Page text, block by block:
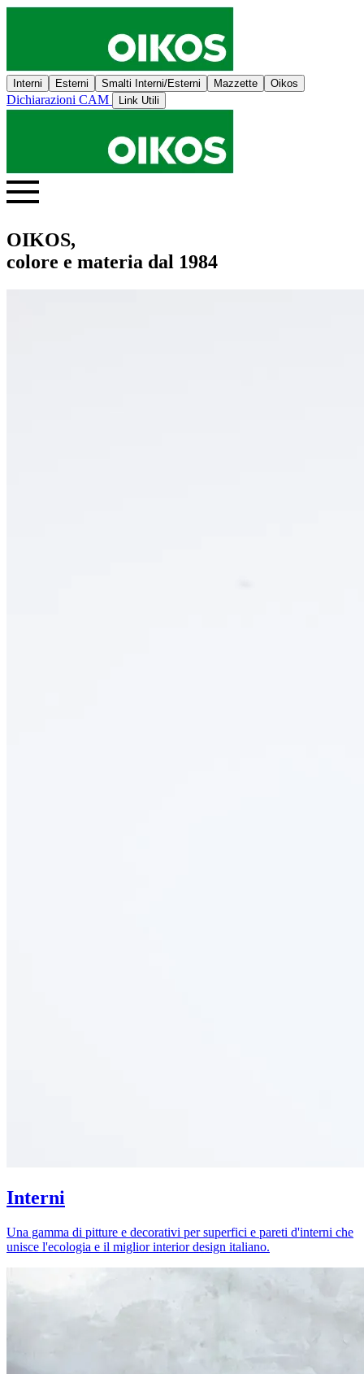
Interni Esterni Smalti Interni/Esterni Mazzette Oikos
Dichiarazioni CAM Link Utili
OIKOS,
colore e materia dal 1984
Interni
Una gamma di pitture e decorativi per superfici e pareti d'interni che
unisce l'ecologia e il miglior interior design italiano.